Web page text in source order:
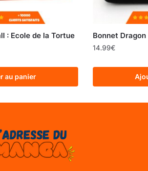
: Ecole de la Tortue
au panier
Bonnet
14.99€